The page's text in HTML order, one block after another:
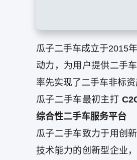
瓜子二手车成立于2015
动力，为用户提供二手
率先实现了二手车非标
瓜子二手车最初主打
综合性二手车服务平台
瓜子二手车致力于用创
技术能力的创新型企业